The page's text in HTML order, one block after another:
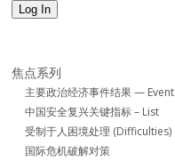
Log In
焦点系列
主要政治经济事件结果 — Event
中国安全复兴关键指标 – List
受制于人困境处理 (Difficulties)
国际危机破解对策